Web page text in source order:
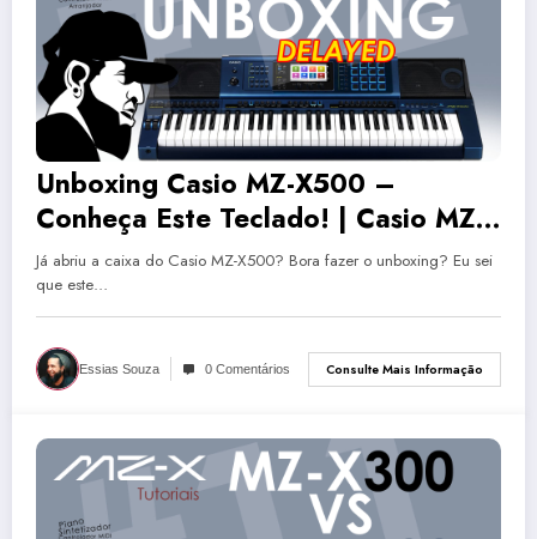
Unboxing Casio MZ-X500 –
Conheça Este Teclado! | Casio MZ-
X500 #12
Já abriu a caixa do Casio MZ-X500? Bora fazer o unboxing? Eu sei
que este…
Essias Souza 0 Comentários Consulte Mais Informação